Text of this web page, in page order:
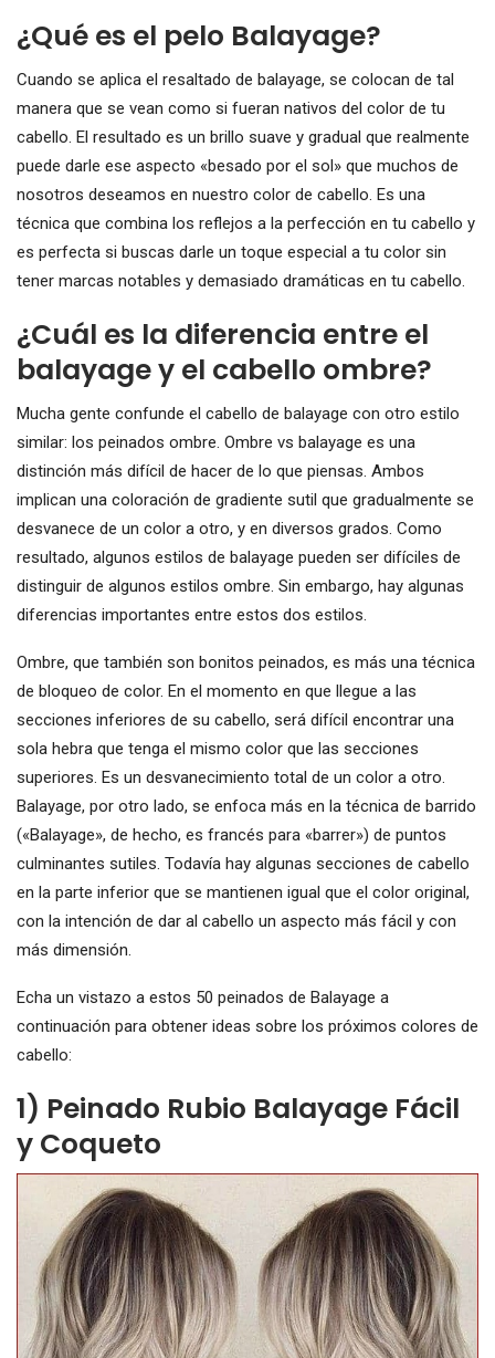
¿Qué es el pelo Balayage?
Cuando se aplica el resaltado de balayage, se colocan de tal
manera que se vean como si fueran nativos del color de tu
cabello. El resultado es un brillo suave y gradual que realmente
puede darle ese aspecto «besado por el sol» que muchos de
nosotros deseamos en nuestro color de cabello. Es una
técnica que combina los reflejos a la perfección en tu cabello y
es perfecta si buscas darle un toque especial a tu color sin
tener marcas notables y demasiado dramáticas en tu cabello.
¿Cuál es la diferencia entre el
balayage y el cabello ombre?
Mucha gente confunde el cabello de balayage con otro estilo
similar: los peinados ombre. Ombre vs balayage es una
distinción más difícil de hacer de lo que piensas. Ambos
implican una coloración de gradiente sutil que gradualmente se
desvanece de un color a otro, y en diversos grados. Como
resultado, algunos estilos de balayage pueden ser difíciles de
distinguir de algunos estilos ombre. Sin embargo, hay algunas
diferencias importantes entre estos dos estilos.
Ombre, que también son bonitos peinados, es más una técnica
de bloqueo de color. En el momento en que llegue a las
secciones inferiores de su cabello, será difícil encontrar una
sola hebra que tenga el mismo color que las secciones
superiores. Es un desvanecimiento total de un color a otro.
Balayage, por otro lado, se enfoca más en la técnica de barrido
(«Balayage», de hecho, es francés para «barrer») de puntos
culminantes sutiles. Todavía hay algunas secciones de cabello
en la parte inferior que se mantienen igual que el color original,
con la intención de dar al cabello un aspecto más fácil y con
más dimensión.
Echa un vistazo a estos 50 peinados de Balayage a
continuación para obtener ideas sobre los próximos colores de
cabello:
1) Peinado Rubio Balayage Fácil
y Coqueto